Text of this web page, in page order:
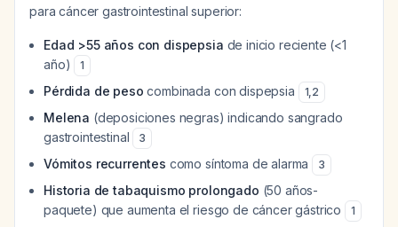
para cáncer gastrointestinal superior:
Edad >55 años con dispepsia de inicio reciente (<1
año)
1
Pérdida de peso combinada con dispepsia 1,2
Melena (deposiciones negras) indicando sangrado
gastrointestinal
3
Vómitos recurrentes como síntoma de alarma 3
Historia de tabaquismo prolongado (50 años-
paquete) que aumenta el riesgo de cáncer gástrico
1